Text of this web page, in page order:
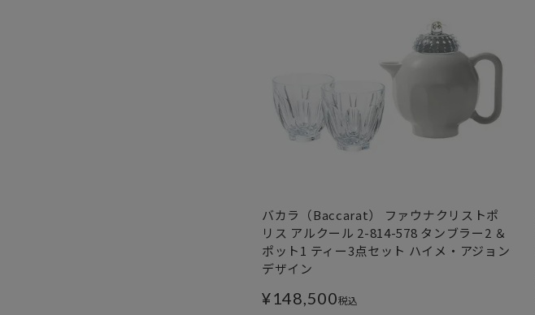
バカラ（Baccarat） ファウナクリストポ
リス アルクール 2-814-578 タンブラー2 ＆
ポット1 ティー3点セット ハイメ・アジョン
デザイン
¥148,500税込